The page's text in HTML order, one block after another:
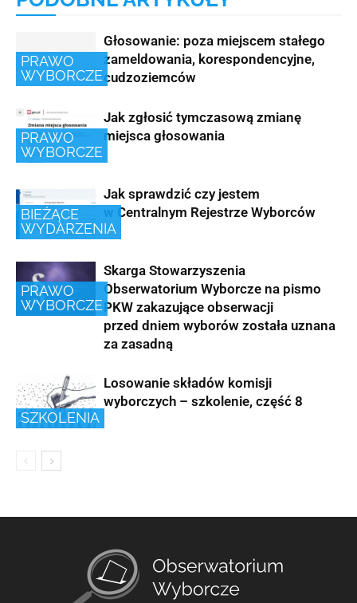
PRAWO
WYBORCZE
Głosowanie: poza miejscem stałego
zameldowania, korespondencyjne,
cudzoziemców
PRAWO
WYBORCZE
Jak zgłosić tymczasową zmianę
miejsca głosowania
BIEŻĄCE
WYDARZENIA
Jak sprawdzić czy jestem
w Centralnym Rejestrze Wyborców
PRAWO
WYBORCZE
Skarga Stowarzyszenia
Obserwatorium Wyborcze na pismo
PKW zakazujące obserwacji
przed dniem wyborów została uznana
za zasadną
SZKOLENIA
Losowanie składów komisji
wyborczych – szkolenie, część 8